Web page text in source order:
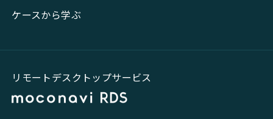
ケースから学ぶ
リモートデスクトップサービス